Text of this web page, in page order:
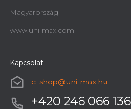
Magyarország
www.uni-max.com
Kapcsolat
e-shop@uni-max.hu
+420 246 066 136